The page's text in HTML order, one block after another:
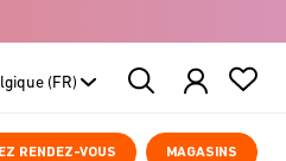
Search
Products
RENDEZ-VOUS MAGASINS